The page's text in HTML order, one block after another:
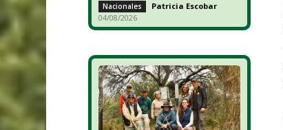
Nacionales Patricia Escobar -
04/08/2026